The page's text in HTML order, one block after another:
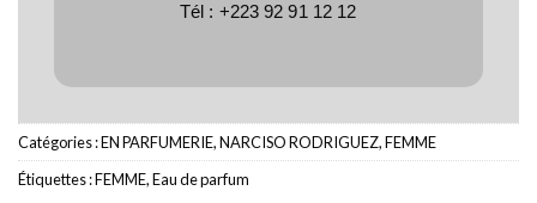
Tél : +223 92 91 12 12
Catégories :EN PARFUMERIE,NARCISO RODRIGUEZ,FEMME
Étiquettes :FEMME,Eau de parfum